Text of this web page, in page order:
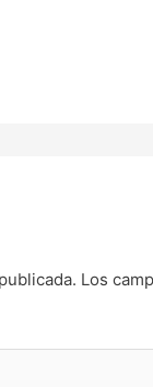
Los